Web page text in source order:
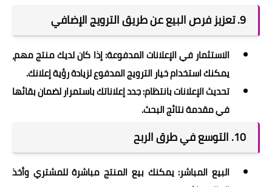
9. تعزيز فرص البيع عن طريق الترويج الإضافي
الاستثمار في الإعلانات المدفوعة: إذا كان لديك منتج مهم،
يمكنك استخدام خيار الترويج المدفوع لزيادة رؤية إعلانك.
تحديث الإعلانات بانتظام: جدد إعلاناتك باستمرار لضمان بقائها
في مقدمة نتائج البحث.
10. التوسع في طرق الربح
البيع المباشر: يمكنك بيع المنتج مباشرة للمشتري وأخذ